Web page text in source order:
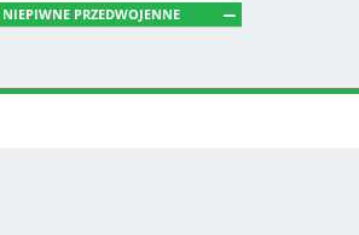
NIEPIWNE PRZEDWOJENNE